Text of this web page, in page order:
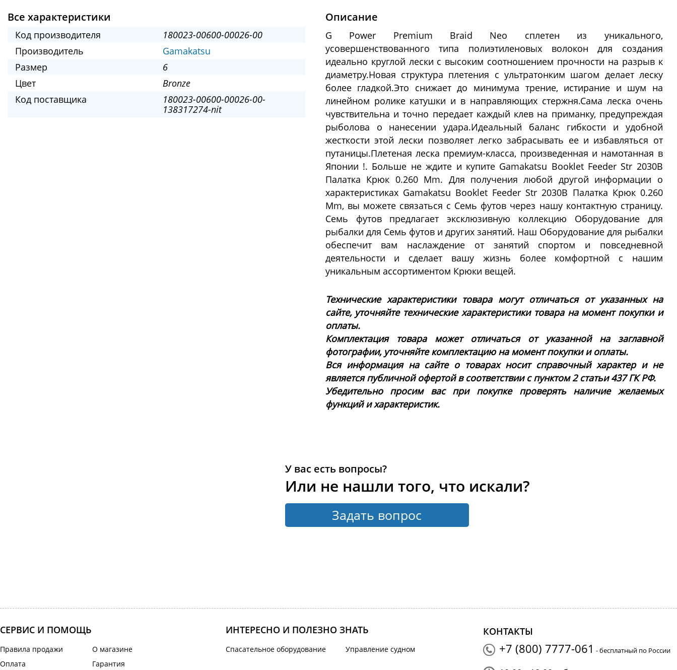
Все характеристики
Код производителя
180023-00600-00026-00
Производитель
Gamakatsu
Размер
6
Цвет
Bronze
Код поставщика
180023-00600-00026-00-
138317274-nit
Описание
G Power Premium Braid Neo сплетен из уникального,
усовершенствованного типа полиэтиленовых волокон для создания
идеально круглой лески с высоким соотношением прочности на разрыв к
диаметру.Новая структура плетения с ультратонким шагом делает леску
более гладкой.Это снижает до минимума трение, истирание и шум на
линейном ролике катушки и в направляющих стержня.Сама леска очень
чувствительна и точно передает каждый клев на приманку, предупреждая
рыболова о нанесении удара.Идеальный баланс гибкости и удобной
жесткости этой лески позволяет легко забрасывать ее и избавляться от
путаницы.Плетеная леска премиум-класса, произведенная и намотанная в
Японии !. Больше не ждите и купите Gamakatsu Booklet Feeder Str 2030B
Палатка Крюк 0.260 Mm. Для получения любой другой информации о
характеристиках Gamakatsu Booklet Feeder Str 2030B Палатка Крюк 0.260
Mm, вы можете связаться с Семь футов через нашу контактную страницу.
Семь футов предлагает эксклюзивную коллекцию Оборудование для
рыбалки для Семь футов и других занятий. Наш Оборудование для рыбалки
обеспечит вам наслаждение от занятий спортом и повседневной
деятельности и сделает вашу жизнь более комфортной с нашим
уникальным ассортиментом Крюки вещей.
Технические характеристики товара могут отличаться от указанных на
сайте, уточняйте технические характеристики товара на момент покупки и
оплаты.
Комплектация товара может отличаться от указанной на заглавной
фотографии, уточняйте комплектацию на момент покупки и оплаты.
Вся информация на сайте о товарах носит справочный характер и не
является публичной офертой в соответствии с пунктом 2 статьи 437 ГК РФ.
Убедительно просим вас при покупке проверять наличие желаемых
функций и характеристик.
У вас есть вопросы?
Или не нашли того, что искали?
Задать вопрос
СЕРВИС И ПОМОЩЬ
Правила продажи
Оплата
О магазине
Гарантия
ИНТЕРЕСНО И ПОЛЕЗНО ЗНАТЬ
Спасательное оборудование Управление судном
КОНТАКТЫ
+7 (800) 7777-061 - бесплатный по России